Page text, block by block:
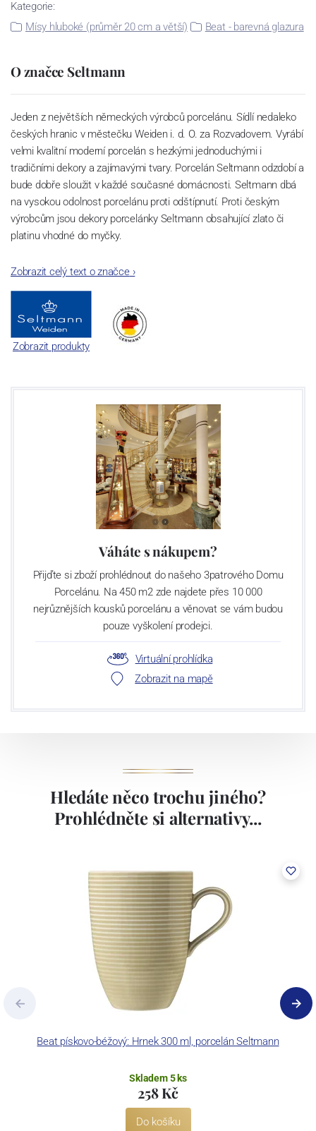
Kategorie:
Mísy hluboké (průměr 20 cm a větší)
Beat - barevná glazura
O značce Seltmann
Jeden z největších německých výrobců porcelánu. Sídlí nedaleko
českých hranic v městečku Weiden i. d. O. za Rozvadovem. Vyrábí
velmi kvalitní moderní porcelán s hezkými jednoduchými i
tradičními dekory a zajímavými tvary. Porcelán Seltmann odzdobí a
bude dobře sloužit v každé současné domácnosti. Seltmann dbá
na vysokou odolnost porcelánu proti odštípnutí. Proti českým
výrobcům jsou dekory porcelánky Seltmann obsahující zlato či
platinu vhodné do myčky.
Zobrazit celý text o značce›
Zobrazit produkty
Váháte s nákupem?
Přijďte si zboží prohlédnout do našeho 3patrového Domu
Porcelánu. Na 450 m2 zde najdete přes 10 000
nejrůznějších kousků porcelánu a věnovat se vám budou
pouze vyškolení prodejci.
Virtuální prohlídka
Zobrazit na mapě
Hledáte něco trochu jiného?
Prohlédněte si alternativy...
Beat pískovo-béžový: Hrnek 300 ml, porcelán Seltmann
Skladem 5 ks
258 Kč
Do košíku